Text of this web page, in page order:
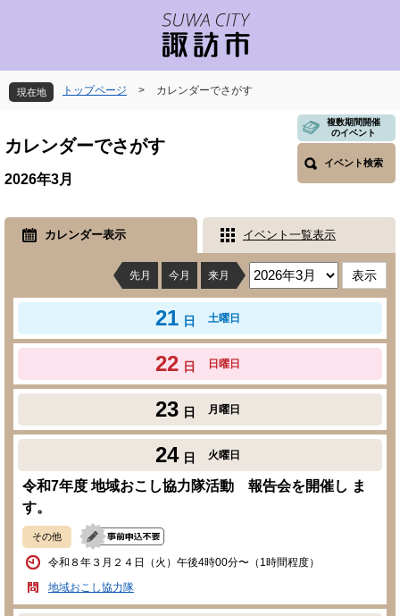
先
頭
す
を
飛
し
本
へ
現在地 トップページ > カレンダーでさがす
文
カレンダーでさがす
複数期間開催
のイベント
イベント検索
2026年3月
カレンダー表示 イベント一覧表示
先月 今月 来月
21 日 土曜日
22 日 日曜日
23 日 月曜日
24 日 火曜日
令和7年度 地域おこし協力隊活動 報告会を開催し ま
す。
その他
令和８年３月２４日（火）午後4時00分〜（1時間程度）
地域おこし協力隊